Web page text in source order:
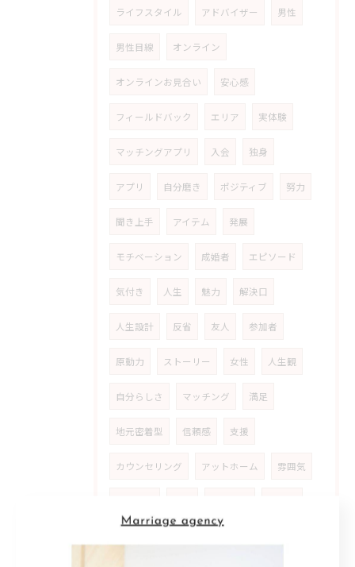
ライフスタイル アドバイザー 男性
男性目線 オンライン
オンラインお見合い 安心感
フィールドバック エリア 実体験
マッチングアプリ 入会 独身
アプリ 自分磨き ポジティブ 努力
聞き上手 アイテム 発展
モチベーション 成婚者 エピソード
気付き 人生 魅力 解決口
人生設計 反省 友人 参加者
原動力 ストーリー 女性 人生観
自分らしさ マッチング 満足
地元密着型 信頼感 支援
カウンセリング アットホーム 雰囲気